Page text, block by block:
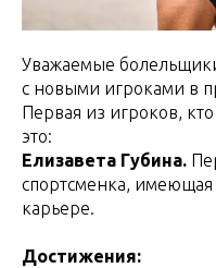
Уважаемые
с новыми игроками в
Первая из игроков,
это:
Елизавета Губина.
спортсменка,
карьере.
Достижения: